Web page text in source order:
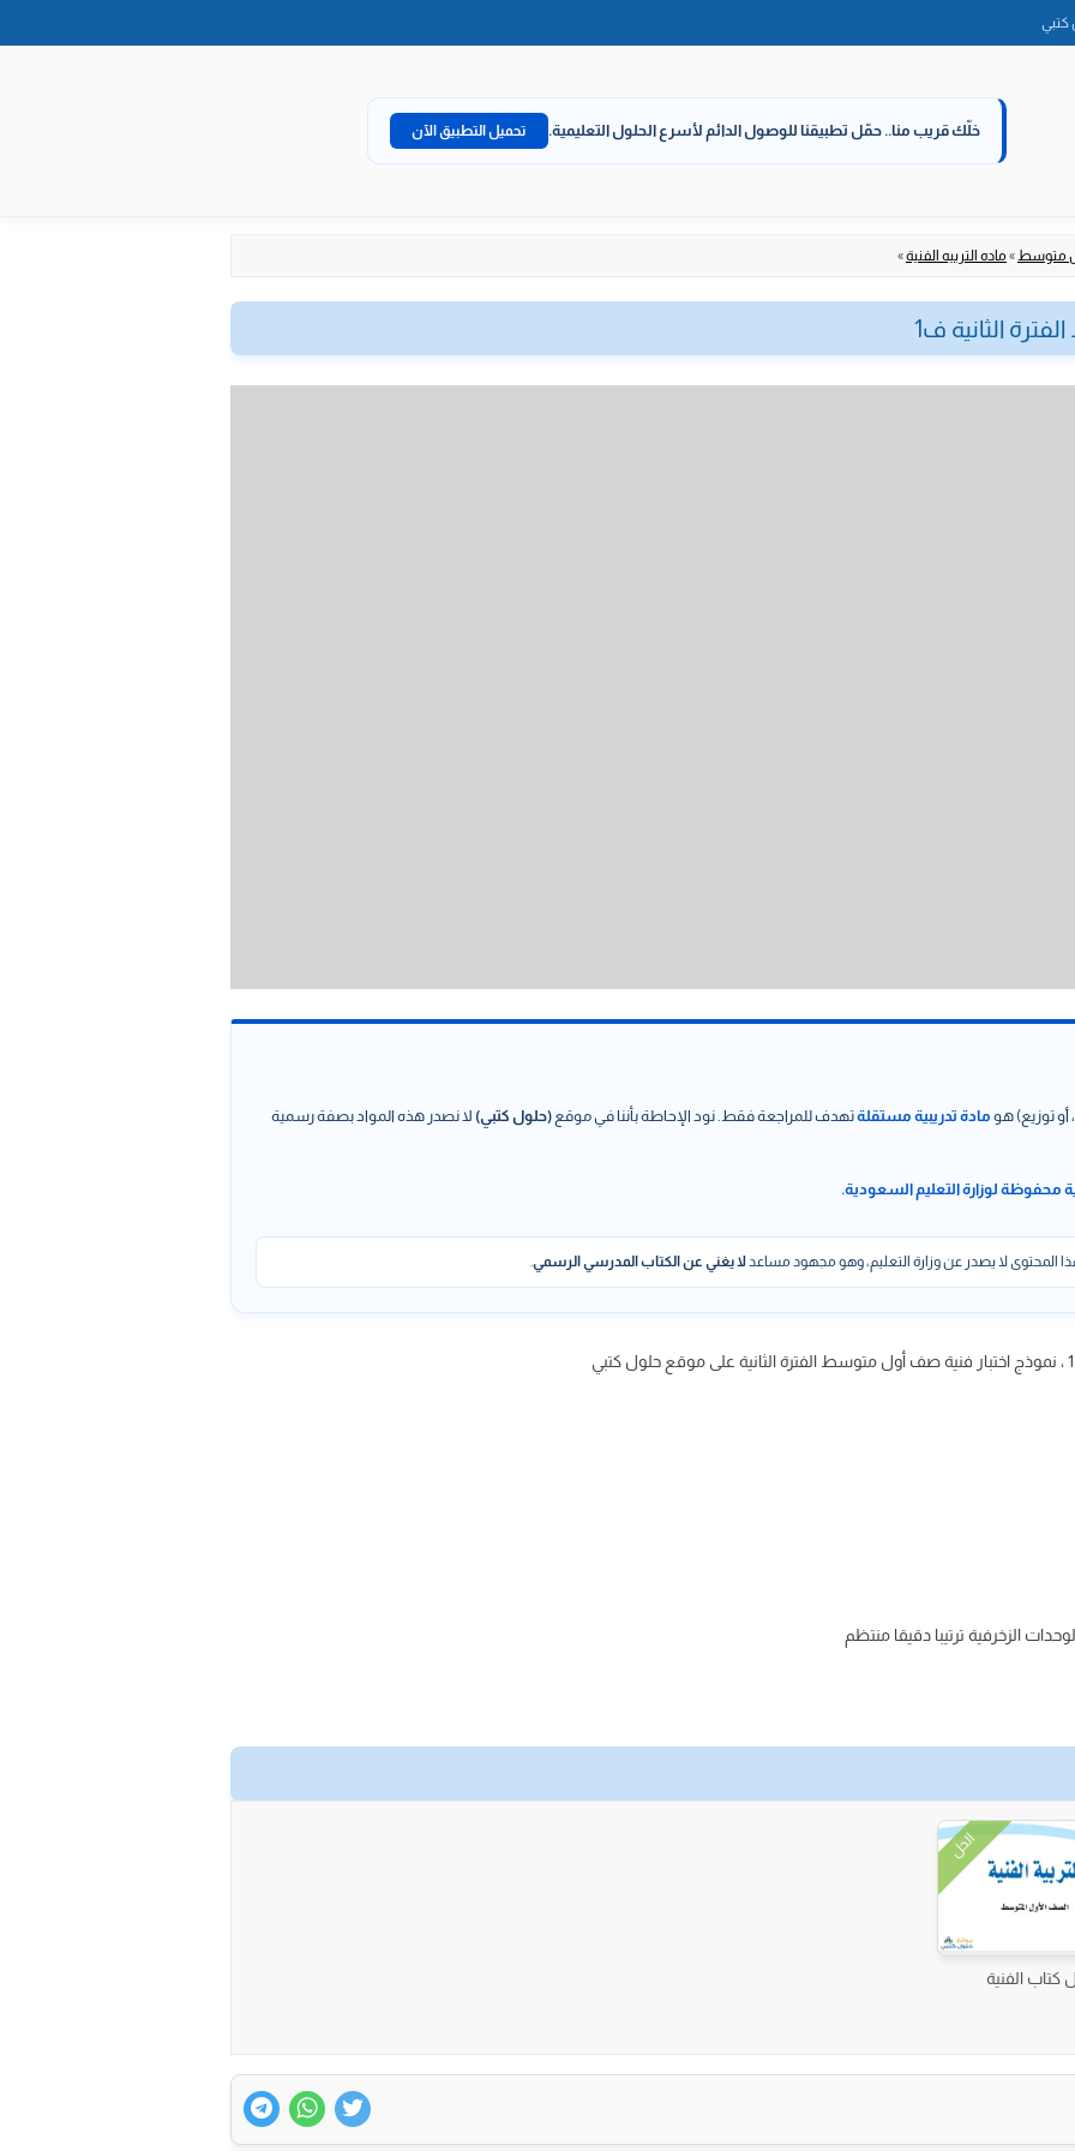
كتبي
خلّك قريب منا.. حمّل تطبيقنا للوصول الدائم لأسرع الحلول التعليمية. تحميل التطبيق الآن
متوسط» ماده التربيه الفنية»
الثانية ف1
أو توزيع) هو مادة تدريبية مستقلةتهدف للمراجعة فقط. نود الإحاطة بأننا في موقع (حلول كتبي) لا نصدر هذه المواد بصفة رسمية
محفوظة لوزارة التعليم السعودية.
المحتوى لا يصدر عن وزارة التعليم، وهو مجهود مساعدلا يغني عن الكتاب المدرسي الرسمي.
الزخرفية ترتيبا دقيقا منتظم
الحل
كتاب الفنية